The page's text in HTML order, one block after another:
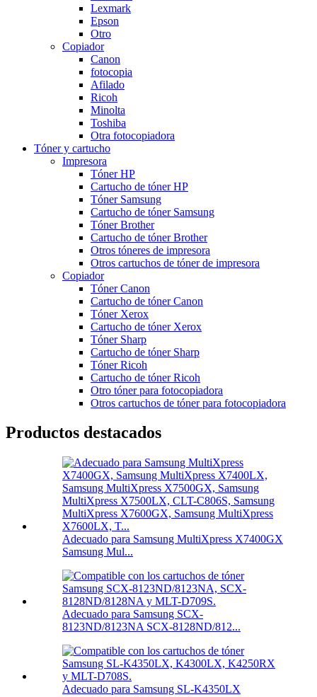
Lexmark
Epson
Otro
Copiador
Canon
fotocopia
Afilado
Ricoh
Minolta
Toshiba
Otra fotocopiadora
Tóner y cartucho
Impresora
Tóner HP
Cartucho de tóner HP
Tóner Samsung
Cartucho de tóner Samsung
Tóner Brother
Cartucho de tóner Brother
Otros tóneres de impresora
Otros cartuchos de tóner de impresora
Copiador
Tóner Canon
Cartucho de tóner Canon
Tóner Xerox
Cartucho de tóner Xerox
Tóner Sharp
Cartucho de tóner Sharp
Tóner Ricoh
Cartucho de tóner Ricoh
Otro tóner para fotocopiadora
Otros cartuchos de tóner para fotocopiadora
Productos destacados
Adecuado para Samsung MultiXpress X7400GX
Samsung Mul...
Adecuado para Samsung SCX-
8123ND/8123NA SCX-8128ND/812...
Adecuado para Samsung SL-K4350LX